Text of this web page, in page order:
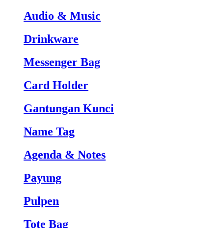
Audio & Music
Drinkware
Messenger Bag
Card Holder
Gantungan Kunci
Name Tag
Agenda & Notes
Payung
Pulpen
Tote Bag